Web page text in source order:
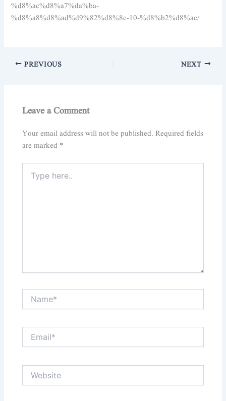
%d8%ac%d8%a7%da%ba-
%d8%a8%d8%ad%d9%82%d8%8c-10-%d8%b2%d8%ae/
PREVIOUS NEXT
Leave a Comment
Your email address will not be published. Required fields
are marked *
here..
Email*